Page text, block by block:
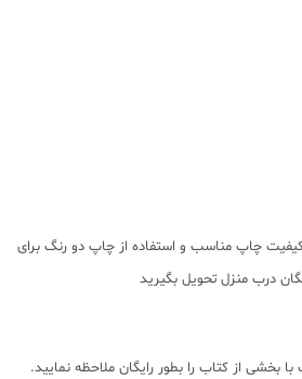
چاپ مناسب و استفاده از چاپ دو رنگ برای
درب منزل تحویل بگیرید
بخشی از کتاب را بطور رایگان ملاحظه نمایید.